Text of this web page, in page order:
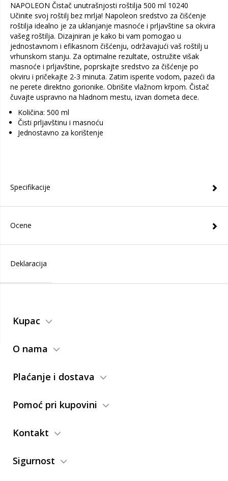
NAPOLEON Čistač unutrašnjosti roštilja 500 ml 10240
Učinite svoj roštilj bez mrlja! Napoleon sredstvo za čišćenje
roštilja idealno je za uklanjanje masnoće i prljavštine sa okvira
vašeg roštilja. Dizajniran je kako bi vam pomogao u
jednostavnom i efikasnom čišćenju, održavajući vaš roštilj u
vrhunskom stanju. Za optimalne rezultate, ostružite višak
masnoće i prljavštine, poprskajte sredstvo za čišćenje po
okviru i pričekajte 2-3 minuta. Zatim isperite vodom, pazeći da
ne perete direktno gorionike. Obrišite vlažnom krpom. Čistač
čuvajte uspravno na hladnom mestu, izvan dometa dece.
Količina: 500 ml
Čisti prljavštinu i masnoću
Jednostavno za korištenje
Specifikacije
Ocene
Deklaracija
Kupac
O nama
Plaćanje i dostava
Pomoć pri kupovini
Kontakt
Sigurnost